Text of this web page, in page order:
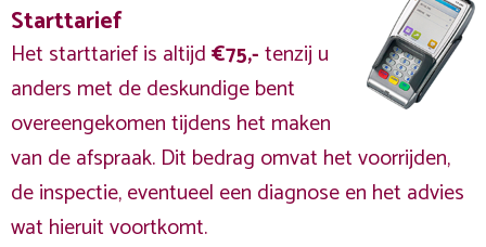
Starttarief
Het starttarief is altijd€75,-tenzij u
anders met de deskundige bent
overeengekomen tijdens het maken
van de afspraak. Dit bedrag omvat het voorrijden,
de inspectie, eventueel een diagnose en het advies
wat hieruit voortkomt.